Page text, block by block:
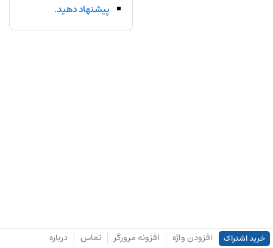
پیشنهاد دهید.
خرید اشتراک افزودن واژه افزونه مرورگر تماس درباره